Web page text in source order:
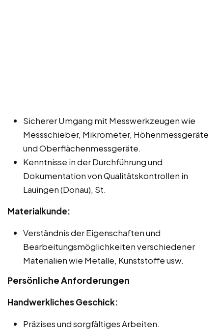
Sicherer Umgang mit Messwerkzeugen wie
Messschieber, Mikrometer, Höhenmessgeräte
und Oberflächenmessgeräte.
Kenntnisse in der Durchführung und
Dokumentation von Qualitätskontrollen in
Lauingen (Donau), St.
Materialkunde:
Verständnis der Eigenschaften und
Bearbeitungsmöglichkeiten verschiedener
Materialien wie Metalle, Kunststoffe usw.
Persönliche Anforderungen
Handwerkliches Geschick:
Präzises und sorgfältiges Arbeiten.